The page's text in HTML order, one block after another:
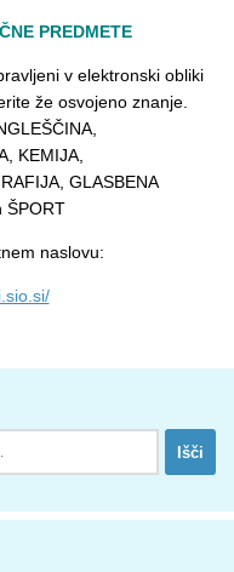
PREDMETE
v elektronski obliki
že osvojeno znanje.
KEMIJA,
GLASBENA
ŠPORT
naslovu: